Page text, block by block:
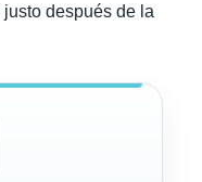
después de la